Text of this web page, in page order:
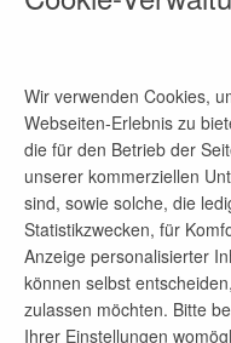
Firmenprofil
Die ODEG –
modernes
Bundesländer
Brandenburg,
Wir verwenden Cookies,
Webseiten-Erlebnis zu
die für den Betrieb der
unserer kommerziellen
sind, sowie solche, die
Statistikzwecken, für
Anzeige personalisierter
können selbst
zulassen möchten. Bitte
Ihrer Einstellungen